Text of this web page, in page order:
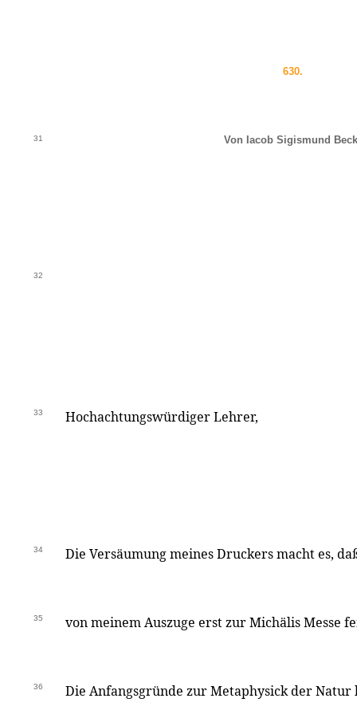
630.
31 Von Iacob Sigismund
32
33 Hochachtungswürdiger Lehrer,
34 Die Versäumung meines Druckers macht es,
35 von meinem Auszuge erst zur Michälis Messe
36 Die Anfangsgründe zur Metaphysick der Natur